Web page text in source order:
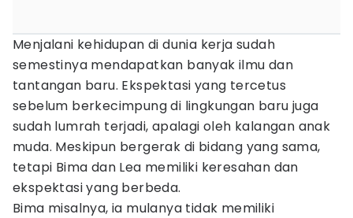
Menjalani kehidupan di dunia kerja sudah
semestinya mendapatkan banyak ilmu dan
tantangan baru. Ekspektasi yang tercetus
sebelum berkecimpung di lingkungan baru juga
sudah lumrah terjadi, apalagi oleh kalangan anak
muda. Meskipun bergerak di bidang yang sama,
tetapi Bima dan Lea memiliki keresahan dan
ekspektasi yang berbeda.
Bima misalnya, ia mulanya tidak memiliki